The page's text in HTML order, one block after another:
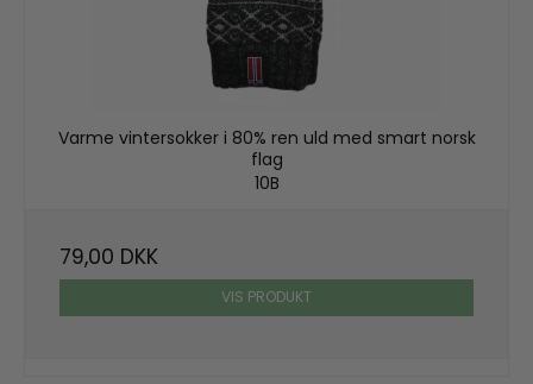
Varme vintersokker i 80% ren uld med smart norsk
flag
10B
79,00 DKK
VIS PRODUKT